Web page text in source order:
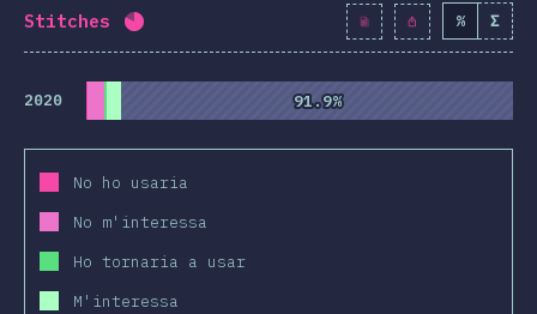
Stitches Percentatge completat: 80.7% 9270 )
% Σ
2020 91.9%
91.9%
No ho usaria
No m'interessa
Ho tornaria a usar
M'interessa